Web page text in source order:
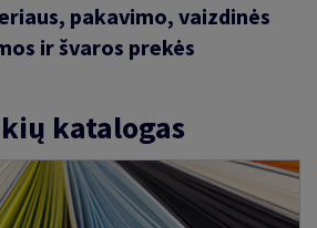
pakavimo, vaizdinės
ir švaros prekės
katalogas